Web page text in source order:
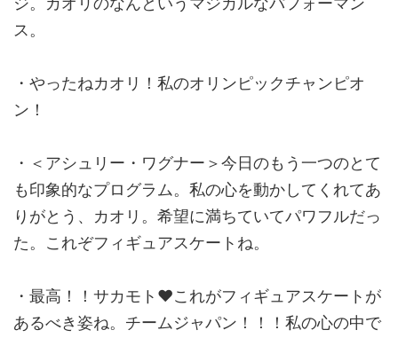
ス。
・やったねカオリ！私のオリンピックチャンピオ
ン！
・＜アシュリー・ワグナー＞今日のもう一つのとて
も印象的なプログラム。私の心を動かしてくれてあ
りがとう、カオリ。希望に満ちていてパワフルだっ
た。これぞフィギュアスケートね。
・最高！！サカモト♥これがフィギュアスケートが
あるべき姿ね。チームジャパン！！！私の心の中で